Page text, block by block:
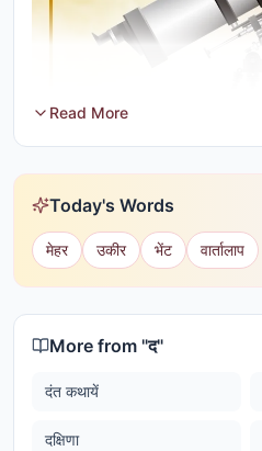
Read More
Today's Words
मेहर उकीर भेंट वार्तालाप
More from "द"
दंत कथायें
दक्षिणा